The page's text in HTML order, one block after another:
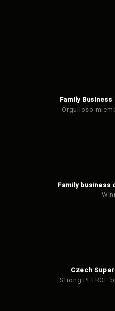
Family
Orgulloso
Family business
Czech
Strong PETROF